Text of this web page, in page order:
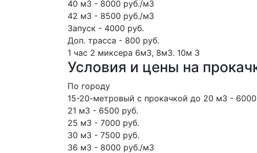
40 м3 - 8000 руб./м3
42 м3 - 8500 руб./м3
Запуск - 4000 руб.
Доп. трасса - 800 руб.
1 час 2 миксера 6м3, 8м3. 10м 3
Условия и цены на
По городу
15-20-метровый с прокачкой до 20 м3 - 6000
21 м3 - 6500 руб.
25 м3 - 7000 руб.
30 м3 - 7500 руб.
36 м3 - 8000 руб./м3